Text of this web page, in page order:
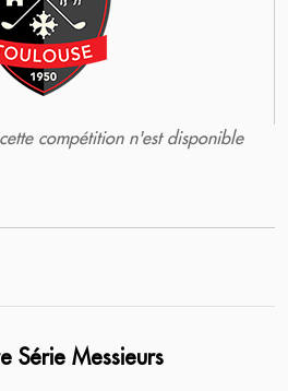
compétition n'est disponible
Série Messieurs